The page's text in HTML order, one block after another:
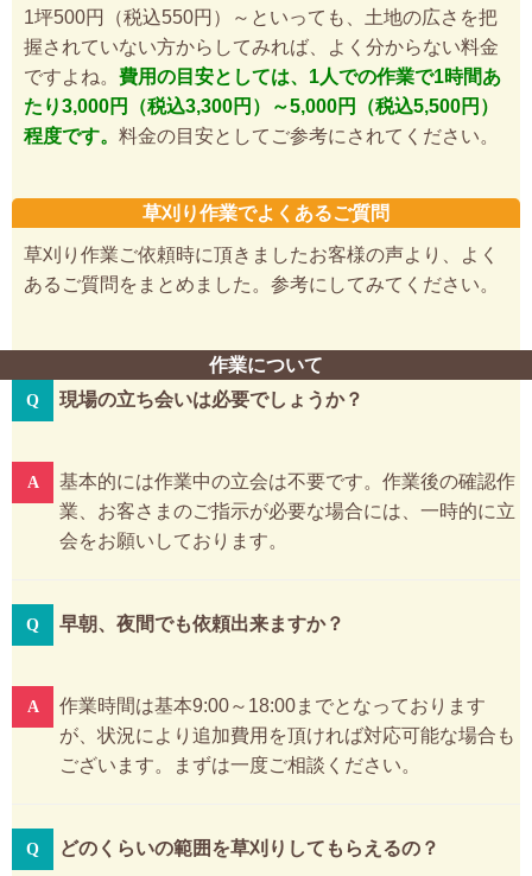
1坪500円（税込550円）～といっても、土地の広さを把
握されていない方からしてみれば、よく分からない料金
ですよね。 費用の目安としては、1人での作業で1時間あ
たり3,000円（税込3,300円）～5,000円（税込5,500円）
程度です。 料金の目安としてご参考にされてください。
草刈り作業でよくあるご質問
草刈り作業ご依頼時に頂きましたお客様の声より、よく
あるご質問をまとめました。参考にしてみてください。
作業について
現場の立ち会いは必要でしょうか？
基本的には作業中の立会は不要です。作業後の確認作
業、お客さまのご指示が必要な場合には、一時的に立
会をお願いしております。
早朝、夜間でも依頼出来ますか？
作業時間は基本9:00～18:00までとなっております
が、状況により追加費用を頂ければ対応可能な場合も
ございます。まずは一度ご相談ください。
どのくらいの範囲を草刈りしてもらえるの？